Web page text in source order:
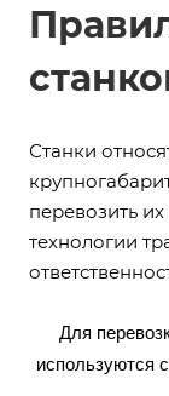
Станки
перевозить
технологии
Для
используются